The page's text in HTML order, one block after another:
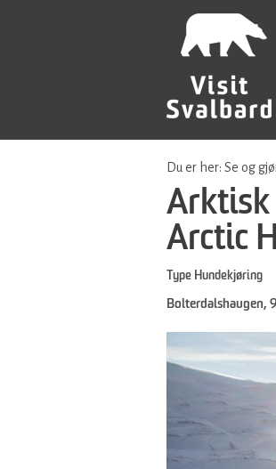
Du er her: Se og
Arktisk
Arctic
Type Hundekjøring
Bolterdalshaugen,